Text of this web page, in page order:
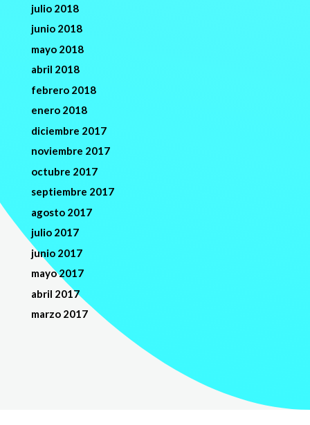
julio 2018
junio 2018
mayo 2018
abril 2018
febrero 2018
enero 2018
diciembre 2017
noviembre 2017
octubre 2017
septiembre 2017
agosto 2017
julio 2017
junio 2017
mayo 2017
abril 2017
marzo 2017